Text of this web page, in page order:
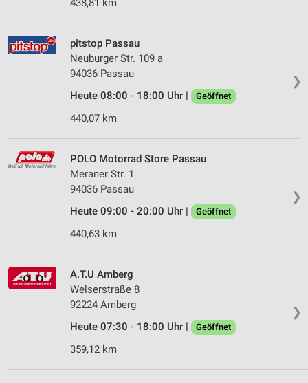
438,81 km
❯
pitstop Passau
Neuburger Str. 109 a
94036 Passau
Heute 08:00 - 18:00 Uhr |
Geöffnet
440,07 km
❯
POLO Motorrad Store Passau
Meraner Str. 1
94036 Passau
Heute 09:00 - 20:00 Uhr |
Geöffnet
440,63 km
❯
A.T.U Amberg
Welserstraße 8
92224 Amberg
Heute 07:30 - 18:00 Uhr |
Geöffnet
359,12 km